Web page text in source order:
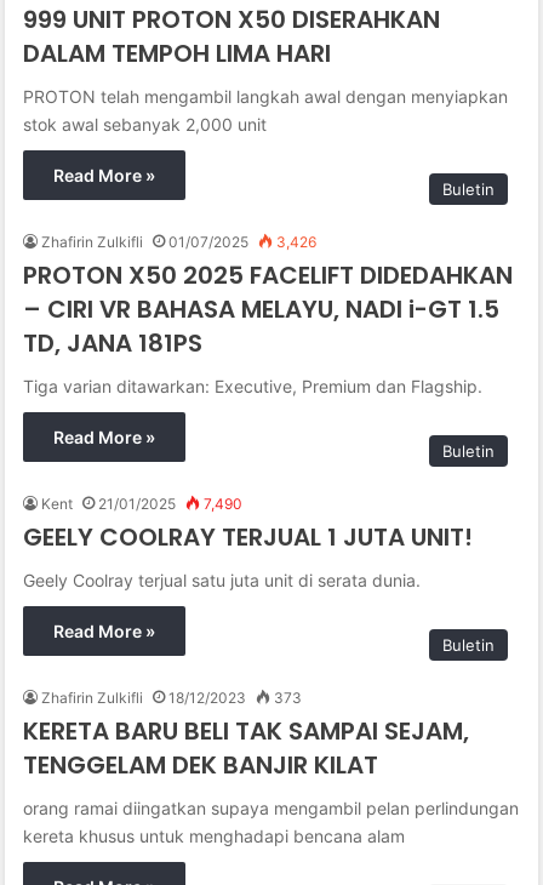
999 UNIT PROTON X50 DISERAHKAN
DALAM TEMPOH LIMA HARI
PROTON telah mengambil langkah awal dengan menyiapkan
stok awal sebanyak 2,000 unit
Read More »
Buletin
Zhafirin Zulkifli 01/07/2025 3,426
PROTON X50 2025 FACELIFT DIDEDAHKAN
– CIRI VR BAHASA MELAYU, NADI i-GT 1.5
TD, JANA 181PS
Tiga varian ditawarkan: Executive, Premium dan Flagship.
Read More »
Buletin
Kent 21/01/2025 7,490
GEELY COOLRAY TERJUAL 1 JUTA UNIT!
Geely Coolray terjual satu juta unit di serata dunia.
Read More »
Buletin
Zhafirin Zulkifli 18/12/2023 373
KERETA BARU BELI TAK SAMPAI SEJAM,
TENGGELAM DEK BANJIR KILAT
orang ramai diingatkan supaya mengambil pelan perlindungan
kereta khusus untuk menghadapi bencana alam